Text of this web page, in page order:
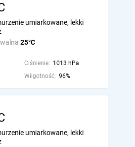
25°C
umiarkowane, lekki
Ciśnienie: 1013 hPa
Wilgotność: 96%
umiarkowane, lekki